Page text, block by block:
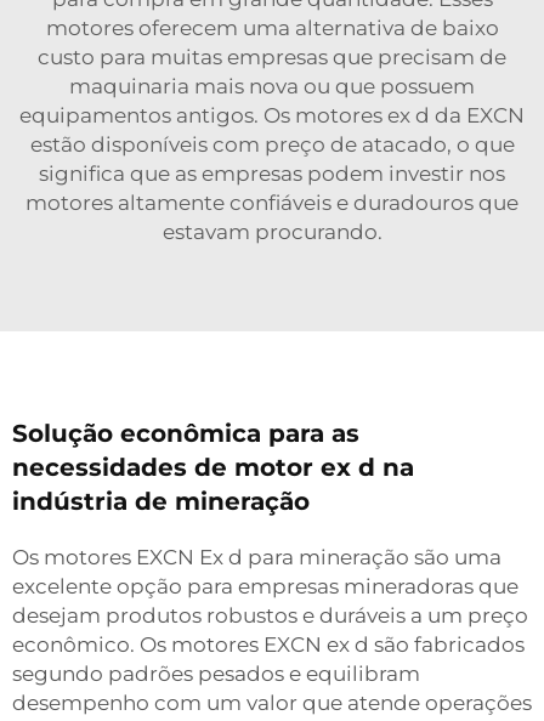
motores oferecem uma alternativa de baixo
custo para muitas empresas que precisam de
maquinaria mais nova ou que possuem
equipamentos antigos. Os motores ex d da EXCN
estão disponíveis com preço de atacado, o que
significa que as empresas podem investir nos
motores altamente confiáveis e duradouros que
estavam procurando.
Solução econômica para as
necessidades de motor ex d na
indústria de mineração
Os motores EXCN Ex d para mineração são uma
excelente opção para empresas mineradoras que
desejam produtos robustos e duráveis a um preço
econômico. Os motores EXCN ex d são fabricados
segundo padrões pesados e equilibram
desempenho com um valor que atende operações